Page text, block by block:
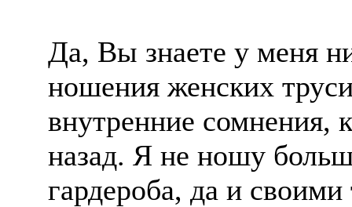
Да, Вы знаете у меня
ношения женских
внутренние сомнения,
назад. Я не ношу
гардероба, да и